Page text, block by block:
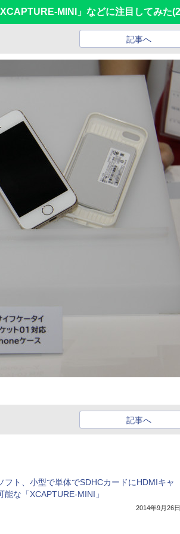
MINI」などに注目してみた
記事へ
記事へ
フト、小型で単体でSDHCカードにHDMIキャ
能な「XCAPTURE-MINI」
2014年9月26日